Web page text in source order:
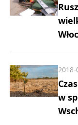
w
2018-